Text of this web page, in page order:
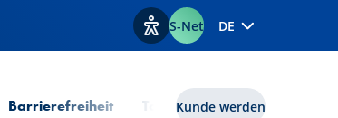
Optionen zur Barrierefreiheit
S-Net DE
Seite
Barrierefreiheit Tools lux|funds
Kunde werden